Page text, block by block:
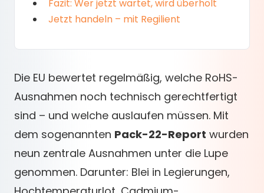
Fazit: Wer jetzt wartet, wird überholt
Jetzt handeln – mit Regilient
Die EU bewertet regelmäßig, welche RoHS-
Ausnahmen noch technisch gerechtfertigt
sind – und welche auslaufen müssen. Mit
dem sogenannten Pack-22-Report wurden
neun zentrale Ausnahmen unter die Lupe
genommen. Darunter: Blei in Legierungen,